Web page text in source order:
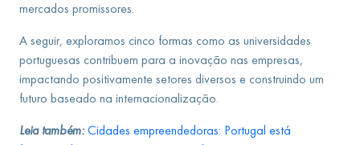
mercados promissores.
A seguir, exploramos cinco formas como as universidades
portuguesas contribuem para a inovação nas empresas,
impactando positivamente setores diversos e construindo um
futuro baseado na internacionalização.
Leia também: Cidades empreendedoras: Portugal está